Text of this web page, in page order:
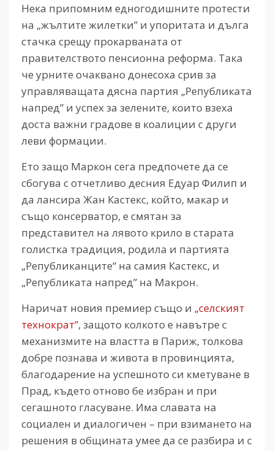
Нека припомним едногодишните протести
на „жълтите жилетки” и упоритата и дълга
стачка срещу прокарваната от
правителството пенсионна реформа. Така
че урните очаквано донесоха срив за
управляващата дясна партия „Републиката
напред” и успех за зелените, които взеха
доста важни градове в коалиции с други
леви формации.
Ето защо Маркон сега предпочете да се
сбогува с отчетливо десния Едуар Филип и
да лансира Жан Кастекс, който, макар и
също консерватор, е смятан за
представител на лявото крило в старата
голистка традиция, родила и партията
„Републиканците“ на самия Кастекс, и
„Републиката напред” на Макрон.
Наричат новия премиер също и „селският
технократ”, защото колкото е навътре с
механизмите на властта в Париж, толкова
добре познава и живота в провинцията,
благодарение на успешното си кметуване в
Прад, където отново бе избран и при
сегашното гласуване. Има славата на
социален и диалогичен – при взимането на
решения в общината умее да се разбира и с